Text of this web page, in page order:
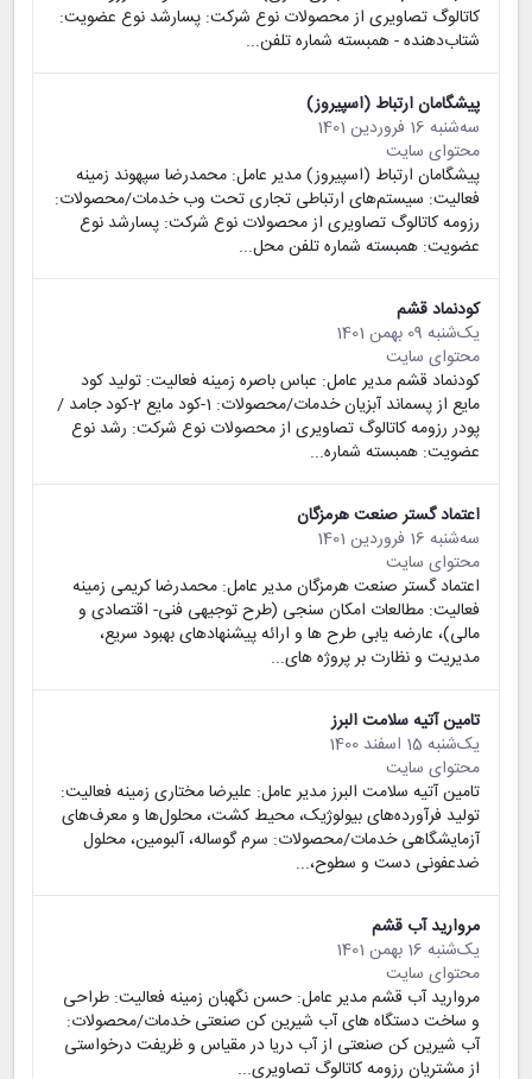
کاتالوگ تصاویری از محصولات نوع شرکت: پسارشد نوع عضویت:
شتاب‌دهنده - همبسته شماره تلفن...
پیشگامان ارتباط (اسپیروز)
سه‌شنبه 16 فروردین 1401
محتوای سایت
پیشگامان ارتباط (اسپیروز) مدیر عامل: محمدرضا سپهوند زمینه
فعالیت: سیستم‌های ارتباطی تجاری تحت وب خدمات/محصولات:
رزومه کاتالوگ تصاویری از محصولات نوع شرکت: پسارشد نوع
عضویت: همبسته شماره تلفن محل...
کودنماد قشم
یک‌شنبه 09 بهمن 1401
محتوای سایت
کودنماد قشم مدیر عامل: عباس باصره زمینه فعالیت: تولید کود
مایع از پسماند آبزیان خدمات/محصولات: 1-کود مایع 2-کود جامد /
پودر رزومه کاتالوگ تصاویری از محصولات نوع شرکت: رشد نوع
عضویت: همبسته شماره...
اعتماد گستر صنعت هرمزگان
سه‌شنبه 16 فروردین 1401
محتوای سایت
اعتماد گستر صنعت هرمزگان مدیر عامل: محمدرضا کریمی زمینه
فعالیت: مطالعات امکان سنجی (طرح توجیهی فنی- اقتصادی و
مالی)، عارضه یابی طرح ها و ارائه پیشنهادهای بهبود سریع،
مدیریت و نظارت بر پروژه های...
تامین آتیه سلامت البرز
یک‌شنبه 15 اسفند 1400
محتوای سایت
تامین آتیه سلامت البرز مدیر عامل: علیرضا مختاری زمینه فعالیت:
تولید فرآورده‌های بیولوژیک، محیط کشت، محلول‌ها و معرف‌های
آزمایشگاهی خدمات/محصولات: سرم گوساله، آلبومین، محلول
ضدعفونی دست و سطوح،...
مروارید آب قشم
یک‌شنبه 16 بهمن 1401
محتوای سایت
مروارید آب قشم مدیر عامل: حسن نگهبان زمینه فعالیت: طراحی
و ساخت دستگاه های آب شیرین کن صنعتی خدمات/محصولات:
آب شیرین کن صنعتی از آب دریا در مقیاس و ظریفت درخواستی
از مشتریان رزومه کاتالوگ تصاویری...